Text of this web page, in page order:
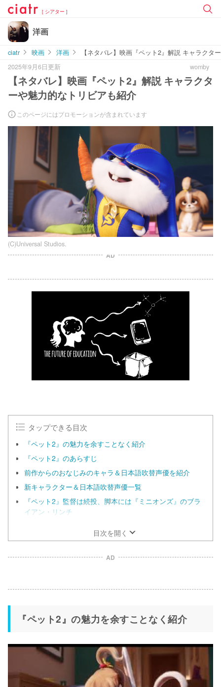
[ シアター ]
洋画
ciatr 映画 洋画
【ネタバレ】映画『ペット2』解説 キャラクタ
2025年9月6日更新
womby
【ネタバレ】映画『ペット2』解説 キャラクタ
ーや魅力的なトリビアも紹介
このページにはプロモーションが含まれています
(C)Universal Studios.
AD
タップできる目次
『ペット2』の魅力を余すことなく紹介
『ペット2』のあらすじ
前作からのおなじみのキャラ＆日本語吹替声優を紹介
新キャラクター＆日本語吹替声優一覧
『ペット2』監督は続投、脚本には『ミニオンズ』のブラ
イアン・リンチ
目次を開く
AD
『ペット2』の魅力を余すことなく紹介